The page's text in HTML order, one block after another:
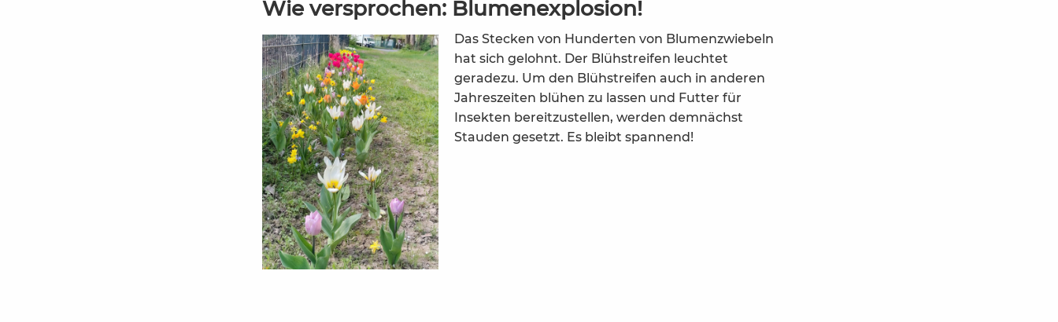
Wie versprochen: Blumenexplosion!
Das Stecken von Hunderten von Blumenzwiebeln
hat sich gelohnt. Der Blühstreifen leuchtet
geradezu. Um den Blühstreifen auch in anderen
Jahreszeiten blühen zu lassen und Futter für
Insekten bereitzustellen, werden demnächst
Stauden gesetzt. Es bleibt spannend!